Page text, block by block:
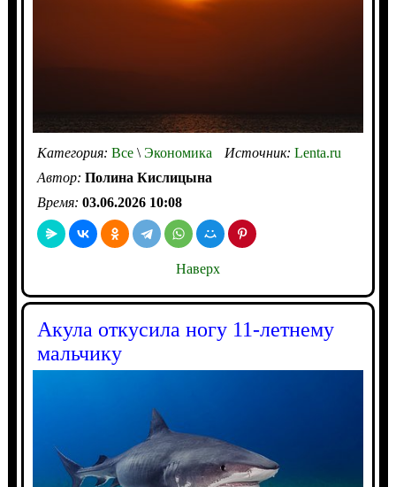
Категория: Все\Экономика Источник: Lenta.ru
Автор: Полина Кислицына
Время: 03.06.2026 10:08
Наверх
Акула откусила ногу 11-летнему
мальчику